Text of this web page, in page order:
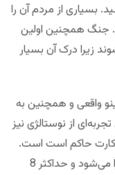
بسیاری از مردم آن را
جنگ همچنین اولین
زیرا درک آن بسیار
واقعی و همچنین به
از نوستالژی نیز
کارت حاکم است است.
این بازی با یک دست استاندارد 52 کارته اجرا می‌شود و حداکثر 8